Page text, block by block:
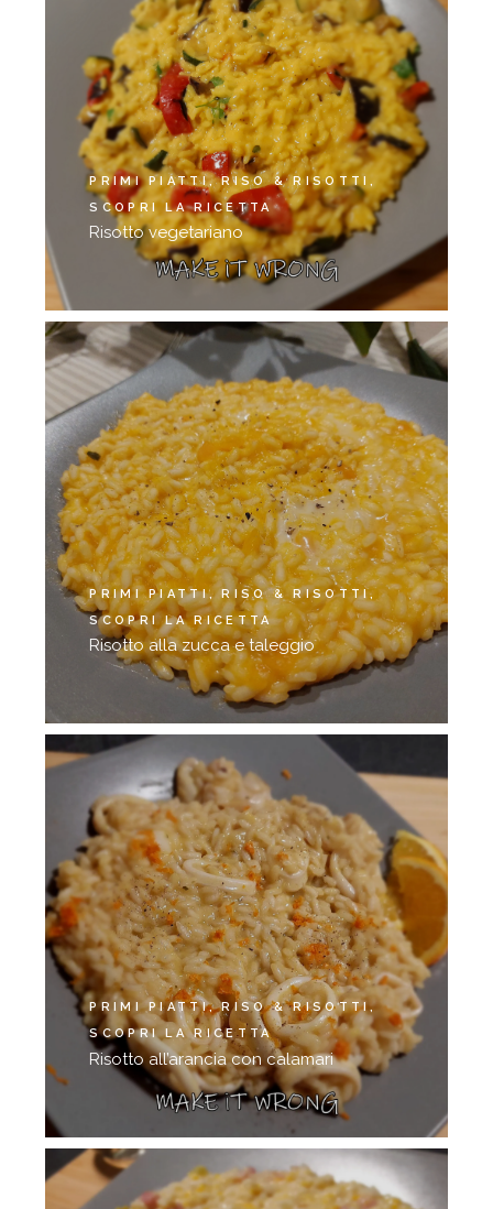
PRIMI PIATTI
RISO & RISOTTI
SCOPRI LA RICETTA
Risotto vegetariano
PRIMI PIATTI
RISO & RISOTTI
SCOPRI LA RICETTA
Risotto alla zucca e taleggio
PRIMI PIATTI
RISO & RISOTTI
SCOPRI LA RICETTA
Risotto all’arancia con calamari